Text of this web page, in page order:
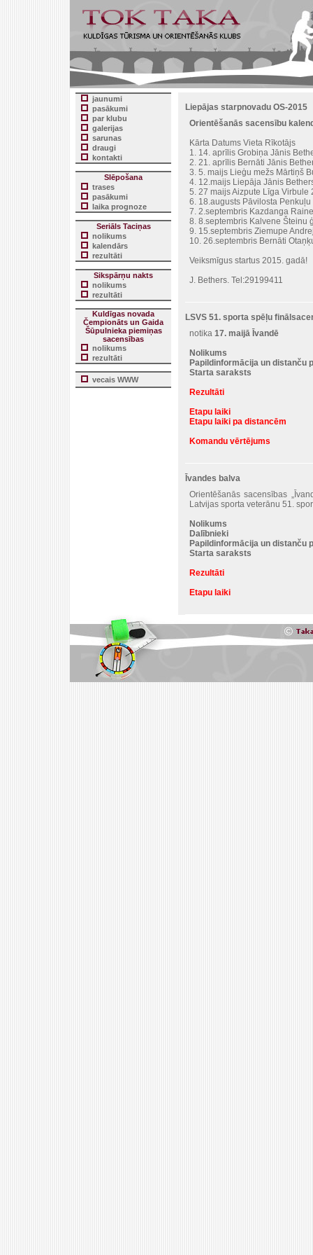
jaunumi
pasākumi
par klubu
galerijas
sarunas
draugi
kontakti
Slēpošana
trases
pasākumi
laika prognoze
Seriāls Taciņas
nolikums
kalendārs
rezultāti
Sikspārņu nakts
nolikums
rezultāti
Kuldīgas novada
Čempionāts un Gaida
Šūpulnieka piemiņas
sacensības
nolikums
rezultāti
vecais WWW
Liepājas starpnovadu OS-2015
Orientēšanās sacensību
Kārta Datums Vieta Rīkotājs
1. 14. aprīlis Grobiņa Jānis
2. 21. aprīlis Bernāti Jānis
3. 5. maijs Lieģu mežs Mārtiņš
4. 12.maijs Liepāja Jānis
5. 27 maijs Aizpute Līga Virbule
6. 18.augusts Pāvilosta
7. 2.septembris Kazdanga
8. 8.septembris Kalvene Šteinu
9. 15.septembris Ziemupe
10. 26.septembris Bernāti
Veiksmīgus startus 2015. gadā!
J. Bethers. Tel:29199411
LSVS 51. sporta spēļu
notika 17. maijā Īvandē
Nolikums
Papildinformācija un distanču
Starta saraksts
Rezultāti
Etapu laiki
Etapu laiki pa distancēm
Komandu vērtējums
Īvandes balva
Orientēšanās sacensības
Latvijas sporta veterānu 51.
Nolikums
Dalībnieki
Papildinformācija un distanču
Starta saraksts
Rezultāti
Etapu laiki